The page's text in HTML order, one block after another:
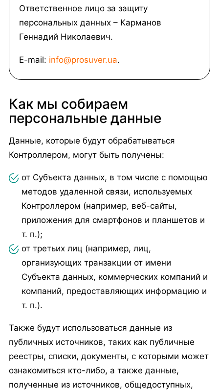
Ответственное лицо за защиту
персональных данных – Карманов
Геннадий Николаевич.
E-mail: info@prosuver.ua.
Как мы собираем
персональные данные
Данные, которые будут обрабатываться
Контроллером, могут быть получены:
от Субъекта данных, в том числе с помощью
методов удаленной связи, используемых
Контроллером (например, веб-сайты,
приложения для смартфонов и планшетов и
т. п.);
от третьих лиц (например, лиц,
организующих транзакции от имени
Субъекта данных, коммерческих компаний и
компаний, предоставляющих информацию и
т. п.).
Также будут использоваться данные из
публичных источников, таких как публичные
реестры, списки, документы, с которыми может
ознакомиться кто-либо, а также данные,
полученные из источников, общедоступных,